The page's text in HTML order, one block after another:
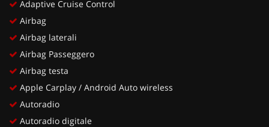
Adaptive Cruise Control
Airbag
Airbag laterali
Airbag Passeggero
Airbag testa
Apple Carplay / Android Auto wireless
Autoradio
Autoradio digitale